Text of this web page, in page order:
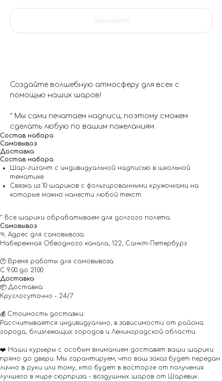
Заказать
Создайте волшебную атмосферу для всех с
помощью наших шаров!
* Мы сами печатаем надписи, поэтому сможем
сделать любую по вашим пожеланиям
Состав набора
Самовывоз
Доставка
Состав набора
Шар-гигант с индивидуальной надписью в школьной
тематике
Связка из 10 шариков с фольгированными кружочками на
которые можно нанести любой текст
* Все шарики обрабатываем для долгого полета.
Самовывоз
🏃 Адрес для самовывоза:
Набережная Обводного канала, 122, Санкт-Петербург
🕐 Время работы для самовывоза:
С 9:00 до 21:00
Доставка
📦 Доставка:
Круглосуточно - 24/7
💰 Стоимость доставки:
Рассчитывается индивидуально, в зависимости от района
города, близлежащих городов и Ленинградской области.
❤️ Наши курьеры с особым вниманием доставят ваши шарики
прямо до двери. Мы гарантируем, что ваш заказ будет передан
лично в руки или тому, кто будет в восторге от получения
лучшего в мире сюрприза - воздушных шаров от Шаревик.